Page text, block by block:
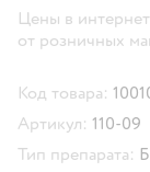
Цены в
от розничных
Код товара:
Артикул: 110-09
Тип препарата: